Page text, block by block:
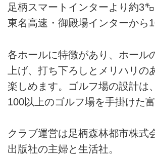
足柄スマートインターより約3㌔
東名高速・御殿場インターから
各ホールに特徴があり、ホール
上げ、打ち下ろしとメリハリの
楽しめます。ゴルフ場の設計は
100以上のゴルフ場を手掛けた富
クラブ運営は足柄森林都市株式
出版社の主婦と生活社。